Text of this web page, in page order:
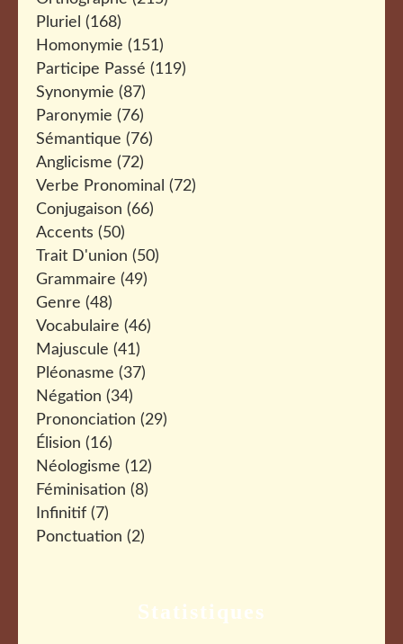
Pluriel (168)
Homonymie (151)
Participe Passé (119)
Synonymie (87)
Paronymie (76)
Sémantique (76)
Anglicisme (72)
Verbe Pronominal (72)
Conjugaison (66)
Accents (50)
Trait D'union (50)
Grammaire (49)
Genre (48)
Vocabulaire (46)
Majuscule (41)
Pléonasme (37)
Négation (34)
Prononciation (29)
Élision (16)
Néologisme (12)
Féminisation (8)
Infinitif (7)
Ponctuation (2)
Statistiques